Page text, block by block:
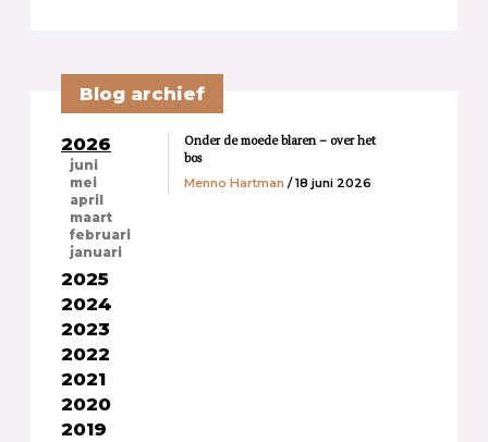
Blog archief
2026
juni
mei
april
maart
februari
januari
2025
2024
2023
2022
2021
2020
2019
Onder de moede blaren – over het
bos
Menno Hartman / 18 juni 2026